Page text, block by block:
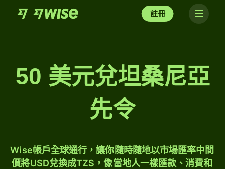
註冊
50 美元兌坦桑尼亞
先令
Wise帳戶全球通行，讓你隨時隨地以市場匯率中間
價將USD兌換成TZS，像當地人一樣匯款、消費和